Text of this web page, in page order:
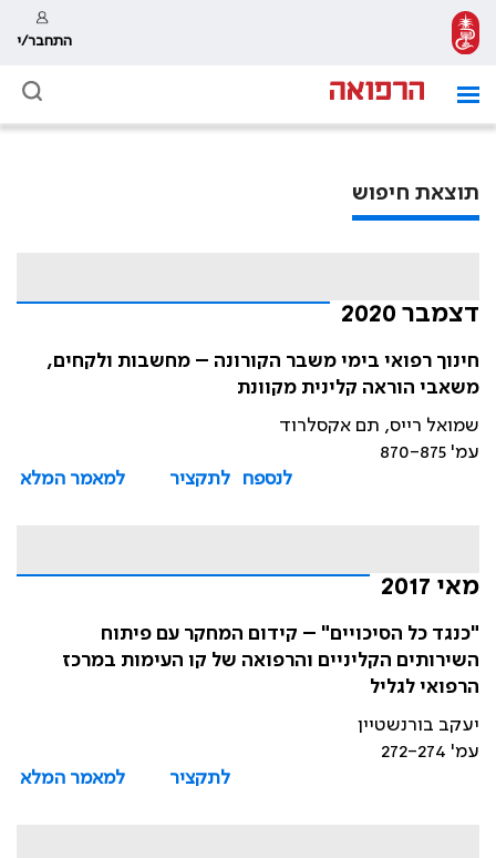
התחבר/י
תוצאת חיפוש
דצמבר 2020
חינוך רפואי בימי משבר הקורונה – מחשבות ולקחים,
משאבי הוראה קלינית מקוונת
שמואל רייס, תם אקסלרוד
עמ' 870-875
לנספח
לתקציר למאמר המלא
מאי 2017
"כנגד כל הסיכויים" – קידום המחקר עם פיתוח
השירותים הקליניים והרפואה של קו העימות במרכז
הרפואי לגליל
יעקב בורנשטיין
עמ' 272-274
לתקציר
למאמר המלא